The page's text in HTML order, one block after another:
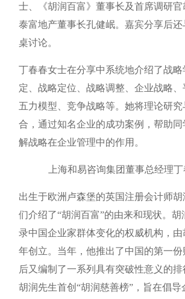
士、《胡润百富》董事长及首席调研
泰富地产董事长孔健岷。嘉宾分享后还
桌讨论。
丁春春女士在分享中系统地介绍了战略
定、战略定位、战略调整、企业战略
五力模型、竞争战略等。她将理论研
合，通过知名企业的成功案例，帮助
解战略在企业管理中的作用。
上海和易咨询集团董事总经理
出生于欧洲卢森堡的英国注册会计师
们介绍了“胡润百富”的由来和现状。
录中国企业家群体变化的权威机构，由
年创立。当年，他推出了中国的第一
后又编制了一系列具有突破性意义的排
胡润先生首创“胡润慈善榜”，旨在倡